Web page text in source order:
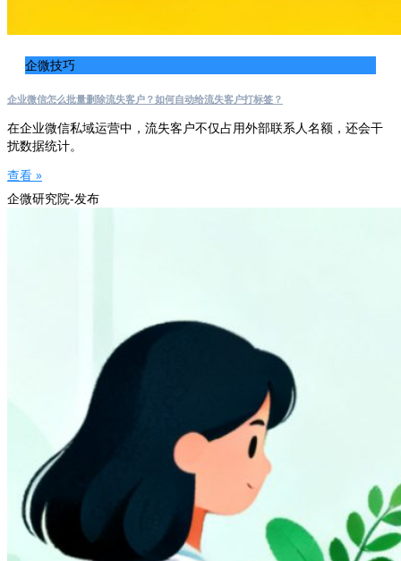
企微技巧
企业微信怎么批量删除流失客户？如何自动给流失客户打标签？
在企业微信私域运营中，流失客户不仅占用外部联系人名额，还会干
扰数据统计。
查看 »
企微研究院-发布